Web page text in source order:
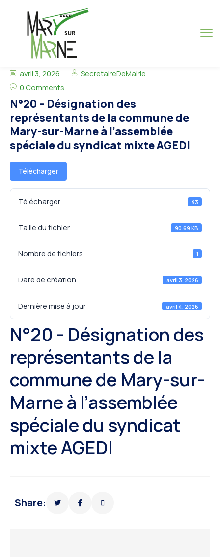
avril 3, 2026
SecretaireDeMairie
0 Comments
N°20 – Désignation des
représentants de la commune de
Mary-sur-Marne à l’assemblée
spéciale du syndicat mixte AGEDI
Télécharger
Télécharger 93
Taille du fichier 90.69 KB
Nombre de fichiers 1
Date de création avril 3, 2026
Dernière mise à jour avril 4, 2026
N°20 - Désignation des
représentants de la
commune de Mary-sur-
Marne à l’assemblée
spéciale du syndicat
mixte AGEDI
Share: